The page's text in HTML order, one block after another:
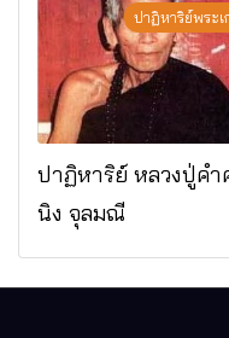
ดาราภิรมย์ อ.แม่ริม
จ.เชียงใหม่
ปาฏิหาริย์พระเ
ปาฏิหาริย์ หลวงปู่คำ
นิง จุลมณี